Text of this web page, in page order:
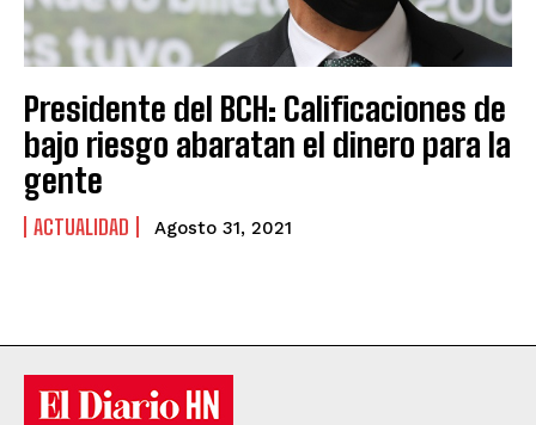
Presidente del BCH: Calificaciones de
bajo riesgo abaratan el dinero para la
gente
ACTUALIDAD Agosto 31, 2021